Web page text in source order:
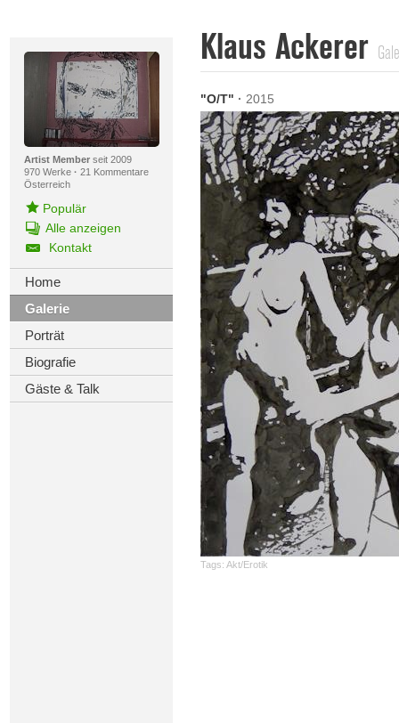
Artist Memberseit 2009
970 Werke · 21 Kommentare
Österreich
Populär
Alle anzeigen
Kontakt
Home
Galerie
Porträt
Biografie
Gäste & Talk
Klaus Ackerer
"O/T" · 2015
Tags: Akt/Erotik